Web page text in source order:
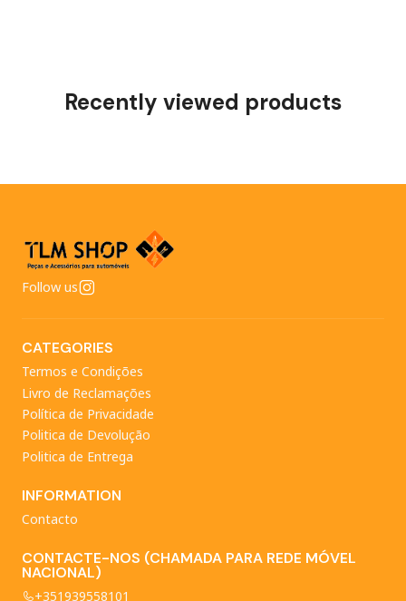
Recently viewed products
Follow us
CATEGORIES
Termos e Condições
Livro de Reclamações
Política de Privacidade
Politica de Devolução
Politica de Entrega
INFORMATION
Contacto
CONTACTE-NOS (CHAMADA PARA REDE MÓVEL
NACIONAL)
+351939558101